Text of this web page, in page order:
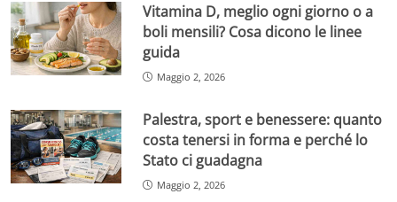
Vitamina D, meglio ogni giorno o a
boli mensili? Cosa dicono le linee
guida
Maggio 2, 2026
Palestra, sport e benessere: quanto
costa tenersi in forma e perché lo
Stato ci guadagna
Maggio 2, 2026